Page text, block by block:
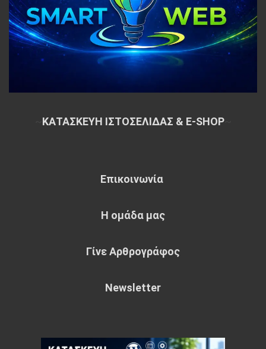
ΚΑΤΑΣΚΕΥΗ ΙΣΤΟΣΕΛΙΔΑΣ & E-SHOP~
Επικοινωνία
Η ομάδα μας
Γίνε Αρθρογράφος
Newsletter